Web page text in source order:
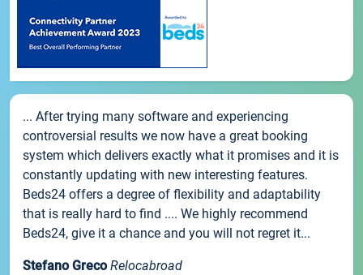
... After trying many software and experiencing
controversial results we now have a great booking
system which delivers exactly what it promises and it is
constantly updating with new interesting features.
Beds24 offers a degree of flexibility and adaptability
that is really hard to find .... We highly recommend
Beds24, give it a chance and you will not regret it...
Stefano Greco Relocabroad